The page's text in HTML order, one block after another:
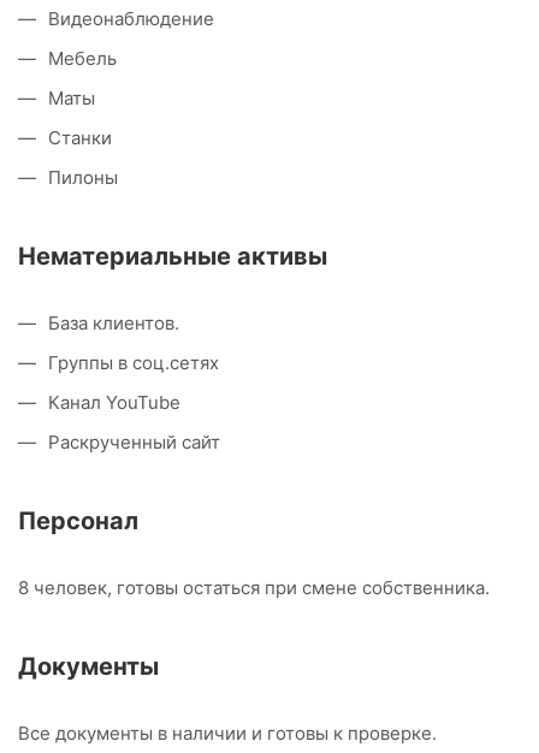
Видеонаблюдение
Мебель
Маты
Станки
Пилоны
Нематериальные активы
База клиентов.
Группы в соц.сетях
Канал YouTube
Раскрученный сайт
Персонал
8 человек, готовы остаться при смене собственника.
Документы
Все документы в наличии и готовы к проверке.